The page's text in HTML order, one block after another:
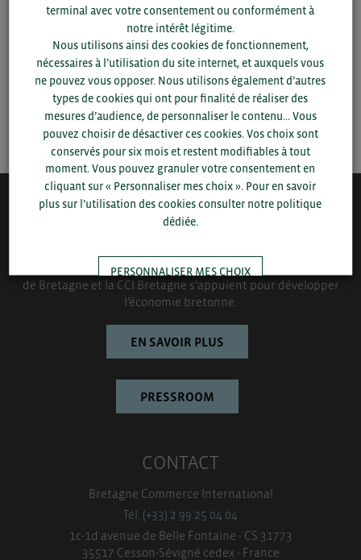
SAUVEGARDER
QUI-SOMMES NOUS ?
de 1000 entreprises bretonnes sur laquelle le Conseil régional
de Bretagne et la CCI Bretagne s’appuient pour développer
l’économie bretonne.
EN SAVOIR PLUS
PRESSROOM
CONTACT
Bretagne Commerce International
Tél. (+33) 2 99 25 04 04
1c-1d avenue de Belle Fontaine - CS 31773
35517 Cesson-Sévigné cedex - France
terminal avec votre consentement ou conformément à
notre intérêt légitime.
Nous utilisons ainsi des cookies de fonctionnement,
nécessaires à l’utilisation du site internet, et auxquels vous
ne pouvez vous opposer. Nous utilisons également d’autres
types de cookies qui ont pour finalité de réaliser des
mesures d’audience, de personnaliser le contenu... Vous
pouvez choisir de désactiver ces cookies. Vos choix sont
conservés pour six mois et restent modifiables à tout
moment. Vous pouvez granuler votre consentement en
cliquant sur « Personnaliser mes choix ». Pour en savoir
plus sur l’utilisation des cookies consulter notre politique
dédiée.
PERSONNALISER MES CHOIX